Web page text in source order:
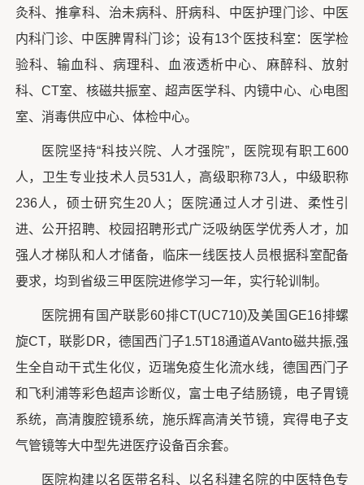
灸科、推拿科、治未病科、肝病科、中医护理门诊、中医
内科门诊、中医脾胃科门诊；设有13个医技科室：医学检
验科、输血科、病理科、血液透析中心、麻醉科、放射
科、CT室、核磁共振室、超声医学科、内镜中心、心电图
室、消毒供应中心、体检中心。
医院坚持“科技兴院、人才强院”，医院现有职工600
人，卫生专业技术人员531人，高级职称73人，中级职称
236人，硕士研究生20人；医院通过人才引进、柔性引
进、公开招聘、校园招聘形式广泛吸纳医学优秀人才，加
强人才梯队和人才储备，临床一线医技人员根据科室配备
要求，均到省级三甲医院进修学习一年，实行轮训制。
医院拥有国产联影60排CT(UC710)及美国GE16排螺
旋CT，联影DR，德国西门子1.5T18通道AVanto磁共振,强
生全自动干式生化仪，迈瑞免疫生化流水线，德国西门子
和飞利浦等彩色超声诊断仪，富士电子结肠镜，电子胃镜
系统，高清腹腔镜系统，施乐辉高清关节镜，宾得电子支
气管镜等大中型先进医疗设备百余套。
医院构建以名医带名科、以名科建名院的中医特色专